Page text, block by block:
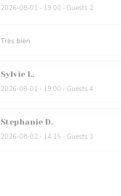
2026-08-01 - 19:00 - Guests 2
Très bien
Sylvie L
2026-08-01 - 19:00 - Guests 4
Stephanie D
2026-08-02 - 14:15 - Guests 3